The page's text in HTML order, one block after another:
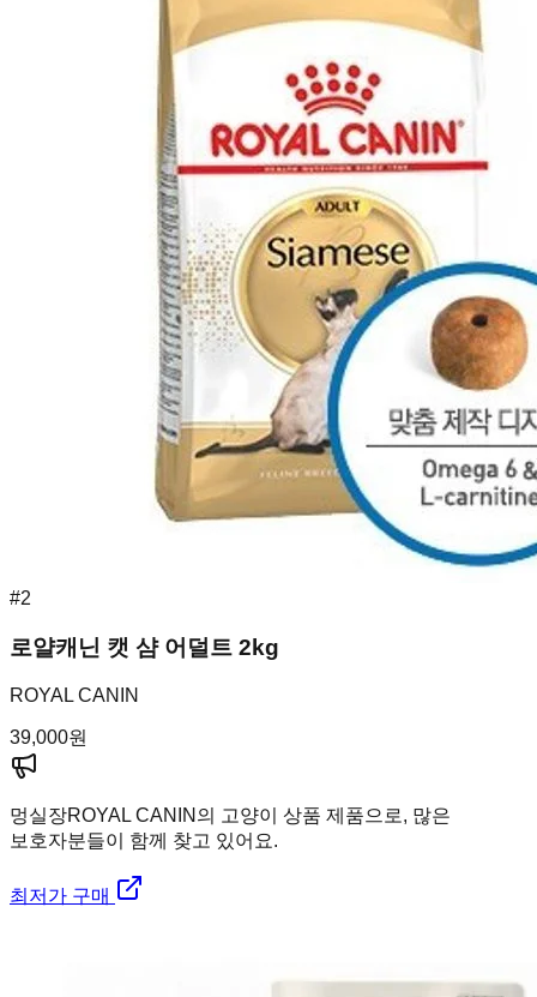
#2
로얄캐닌 캣 샴 어덜트 2kg
ROYAL CANIN
39,000원
멍실장ROYAL CANIN의 고양이 상품 제품으로, 많은
보호자분들이 함께 찾고 있어요.
최저가 구매